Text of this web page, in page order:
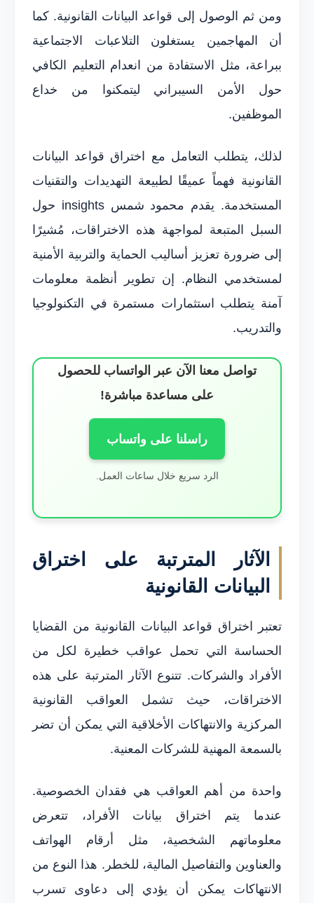
ومن ثم الوصول إلى قواعد البيانات القانونية. كما
أن المهاجمين يستغلون التلاعبات الاجتماعية
ببراعة، مثل الاستفادة من انعدام التعليم الكافي
حول الأمن السيبراني ليتمكنوا من خداع
الموظفين.
لذلك، يتطلب التعامل مع اختراق قواعد البيانات
القانونية فهماً عميقًا لطبيعة التهديدات والتقنيات
المستخدمة. يقدم محمود شمس insights حول
السبل المتبعة لمواجهة هذه الاختراقات، مُشيرًا
إلى ضرورة تعزيز أساليب الحماية والتربية الأمنية
لمستخدمي النظام. إن تطوير أنظمة معلومات
آمنة يتطلب استثمارات مستمرة في التكنولوجيا
والتدريب.
تواصل معنا الآن عبر الواتساب للحصول
على مساعدة مباشرة!
راسلنا على واتساب
الرد سريع خلال ساعات العمل.
الآثار المترتبة على اختراق
البيانات القانونية
تعتبر اختراق قواعد البيانات القانونية من القضايا
الحساسة التي تحمل عواقب خطيرة لكل من
الأفراد والشركات. تتنوع الآثار المترتبة على هذه
الاختراقات، حيث تشمل العواقب القانونية
المركزية والانتهاكات الأخلاقية التي يمكن أن تضر
بالسمعة المهنية للشركات المعنية.
واحدة من أهم العواقب هي فقدان الخصوصية.
عندما يتم اختراق بيانات الأفراد، تتعرض
معلوماتهم الشخصية، مثل أرقام الهواتف
والعناوين والتفاصيل المالية، للخطر. هذا النوع من
الانتهاكات يمكن أن يؤدي إلى دعاوى تسرب